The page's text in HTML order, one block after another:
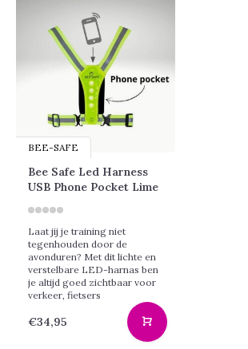
BEE-SAFE
Bee Safe Led Harness
USB Phone Pocket Lime
Laat jij je training niet
tegenhouden door de
avonduren? Met dit lichte en
verstelbare LED-harnas ben
je altijd goed zichtbaar voor
verkeer, fietsers
€34,95